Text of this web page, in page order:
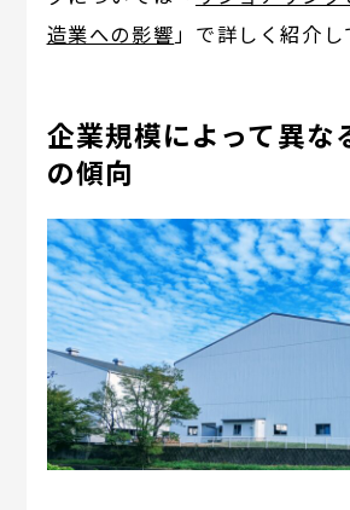
造業への影響」で詳しく紹介し
企業規模によって異な
の傾向